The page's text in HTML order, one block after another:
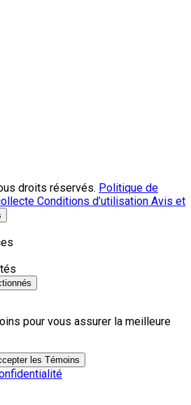
droits réservés. Politique de
Conditions d’utilisation Avis et
pour vous assurer la meilleure
les Témoins